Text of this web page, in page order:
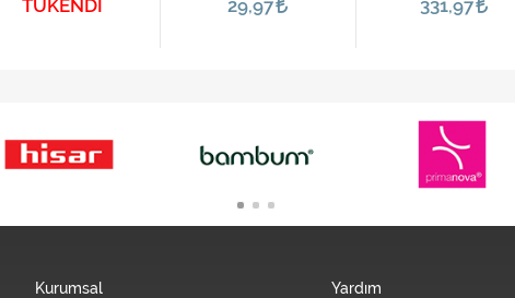
TÜKENDİ 29,97 331,97
Kurumsal Yardım